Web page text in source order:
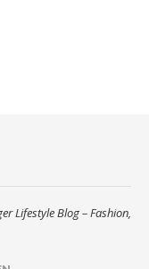
Lifestyle Blog – Fashion,